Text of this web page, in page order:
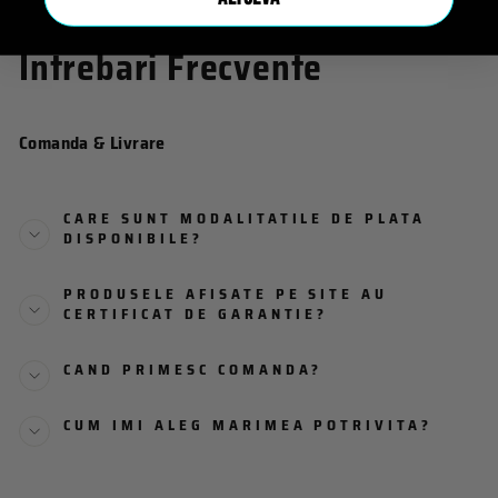
Intrebari Frecvente
Comanda & Livrare
CARE SUNT MODALITATILE DE PLATA
DISPONIBILE?
PRODUSELE AFISATE PE SITE AU
CERTIFICAT DE GARANTIE?
CAND PRIMESC COMANDA?
CUM IMI ALEG MARIMEA POTRIVITA?